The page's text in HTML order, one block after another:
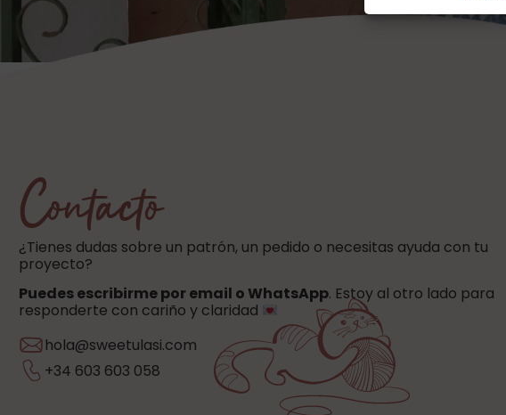
Contacto
¿Tienes dudas sobre un patrón, un pedido o necesitas ayuda con tu
proyecto?
Puedes escribirme por email o WhatsApp. Estoy al otro lado para
responderte con cariño y claridad
hola@sweetulasi.com
+34 603 603 058